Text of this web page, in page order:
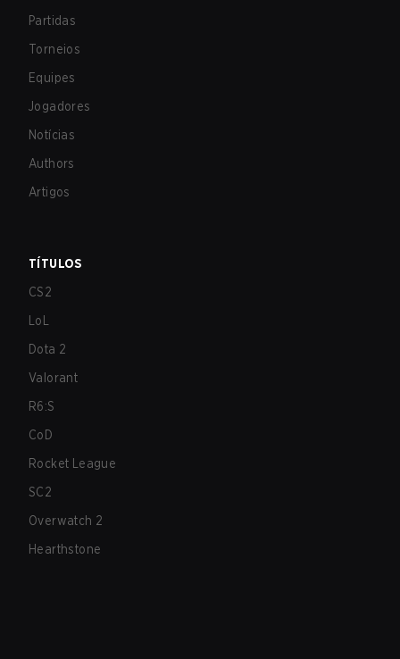
Partidas
Torneios
Equipes
Jogadores
Notícias
Authors
Artigos
TÍTULOS
CS2
LoL
Dota 2
Valorant
R6:S
CoD
Rocket League
SC2
Overwatch 2
Hearthstone